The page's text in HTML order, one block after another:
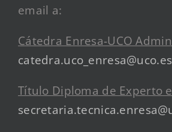
email a:
Cátedra Enresa-UCO
catedra.uco_enresa@uco.es
Título Diploma de Experto